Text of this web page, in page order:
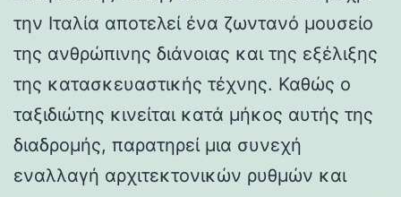
την Ιταλία αποτελεί ένα ζωντανό μουσείο
της ανθρώπινης διάνοιας και της εξέλιξης
της κατασκευαστικής τέχνης. Καθώς ο
ταξιδιώτης κινείται κατά μήκος αυτής της
διαδρομής, παρατηρεί μια συνεχή
εναλλαγή αρχιτεκτονικών ρυθμών και